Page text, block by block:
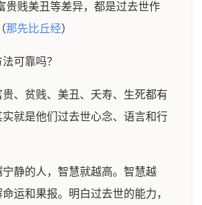
贵贱美丑等差异，都是过去世作
那先比丘经）
可靠吗？
、贫贱、美丑、夭寿、生死都有
就是他们过去世心念、语言和行
宁静的人，智慧就越高。智慧越
运和果报。明白过去世的能力，